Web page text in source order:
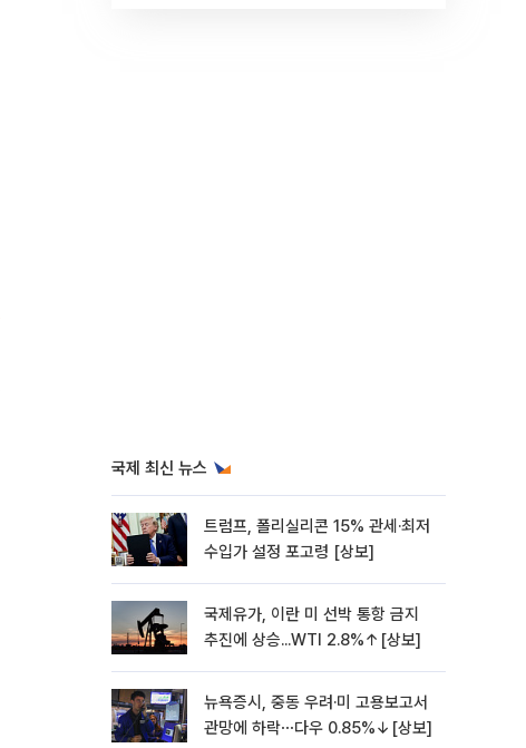
국제 최신 뉴스
트럼프, 폴리실리콘 15% 관세·최저
수입가 설정 포고령 [상보]
국제유가, 이란 미 선박 통항 금지
추진에 상승...WTI 2.8%↑[상보]
뉴욕증시, 중동 우려·미 고용보고서
관망에 하락⋯다우 0.85%↓[상보]